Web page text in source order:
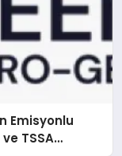
Emisyonlu
TSSA